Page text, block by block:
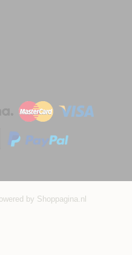
by Shoppagina.nl